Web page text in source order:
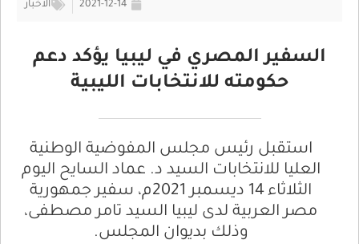
2021-12-14 الأخبار
السفير المصري في ليبيا يؤكد دعم
حكومته للانتخابات الليبية
استقبل رئيس مجلس المفوضية الوطنية
العليا للانتخابات السيد د. عماد السايح اليوم
الثلاثاء 14 ديسمبر 2021م، سفير جمهورية
مصر العربية لدى ليبيا السيد تامر مصطفى،
وذلك بديوان المجلس.